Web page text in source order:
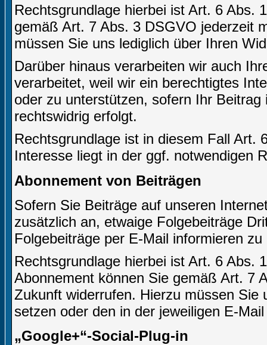
Rechtsgrundlage hierbei ist Art. 6 Abs.
gemäß Art. 7 Abs. 3 DSGVO jederzeit
müssen Sie uns lediglich über Ihren
Darüber hinaus verarbeiten wir auch
verarbeitet, weil wir ein berechtigtes
oder zu unterstützen, sofern Ihr
rechtswidrig erfolgt.
Rechtsgrundlage ist in diesem Fall Art.
Interesse liegt in der ggf. notwendigen
Abonnement von Beiträgen
Sofern Sie Beiträge auf unseren
zusätzlich an, etwaige Folgebeiträge
Folgebeiträge per E-Mail informieren
Rechtsgrundlage hierbei ist Art. 6 Abs.
Abonnement können Sie gemäß Art. 7
Zukunft widerrufen. Hierzu müssen Sie
setzen oder den in der jeweiligen E-
„Google+“-Social-Plug-in